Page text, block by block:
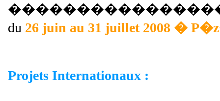
du 26 juin au 31 juillet 2008 �
Projets Internationaux :